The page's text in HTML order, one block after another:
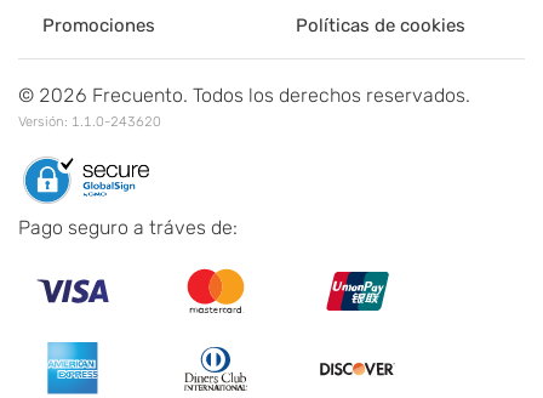
Promociones
Políticas de cookies
© 2026 Frecuento. Todos los derechos reservados.
Versión: 1.1.0-243620
Pago seguro a tráves de: